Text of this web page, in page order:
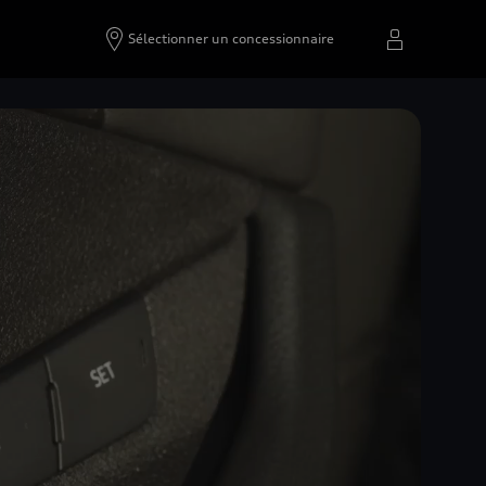
Sélectionner un concessionnaire